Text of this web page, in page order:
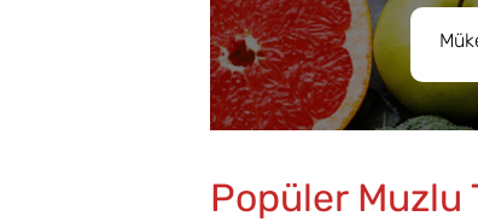
Popüler Muzlu